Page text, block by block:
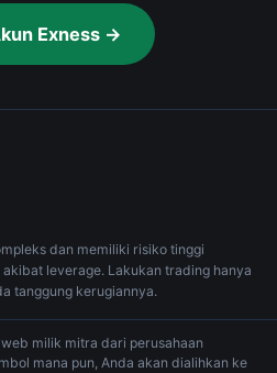
Exness →
dan memiliki risiko tinggi
leverage. Lakukan trading hanya
tanggung kerugiannya.
milik mitra dari perusahaan
mana pun, Anda akan dialihkan ke